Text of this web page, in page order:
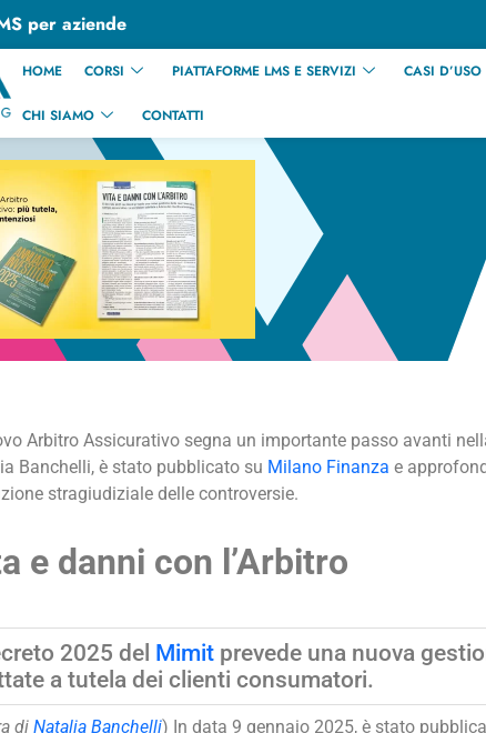
per aziende
HOME CORSI PIATTAFORME LMS E SERVIZI CASI D’USO
CHI SIAMO CONTATTI
Arbitro Assicurativo segna un importante passo avanti
Banchelli, è stato pubblicato su Milano Finanza e
stragiudiziale delle controversie.
e danni con l’Arbitro
2025 del Mimit prevede una nuova
a tutela dei clienti consumatori.
di Natalia Banchelli) In data 9 gennaio 2025, è stato